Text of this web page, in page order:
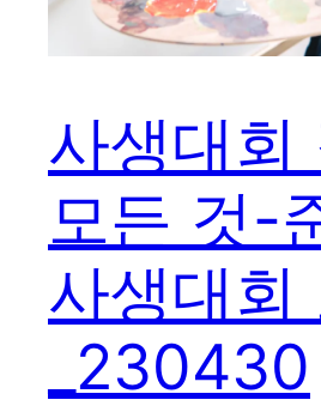
사생대회
모든 것-
사생대회
_230430